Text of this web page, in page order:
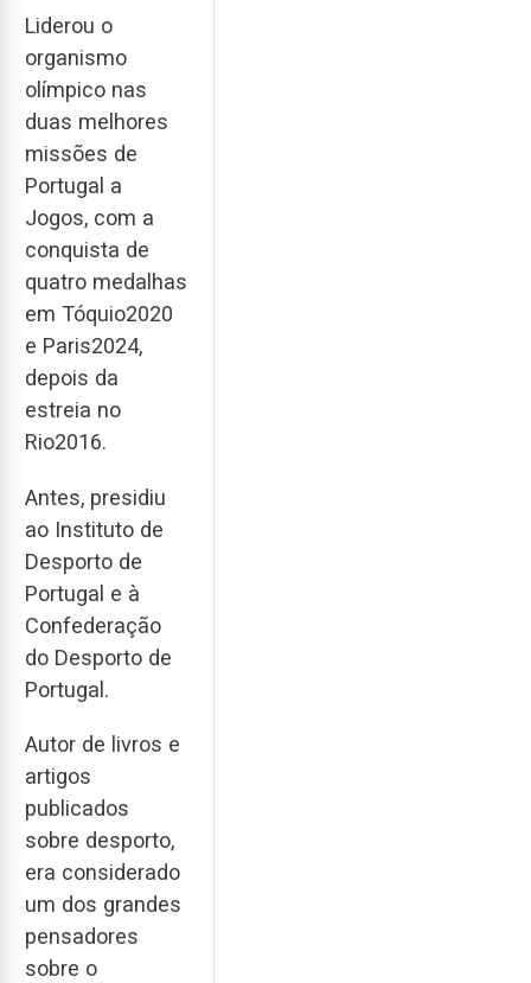
Liderou o
organismo
olímpico nas
duas melhores
missões de
Portugal a
Jogos, com a
conquista de
quatro medalhas
em Tóquio2020
e Paris2024,
depois da
estreia no
Rio2016.
Antes, presidiu
ao Instituto de
Desporto de
Portugal e à
Confederação
do Desporto de
Portugal.
Autor de livros e
artigos
publicados
sobre desporto,
era considerado
um dos grandes
pensadores
sobre o